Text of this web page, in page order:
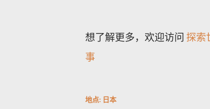
想了解更多，欢迎访问 探索
事
地点: 日本